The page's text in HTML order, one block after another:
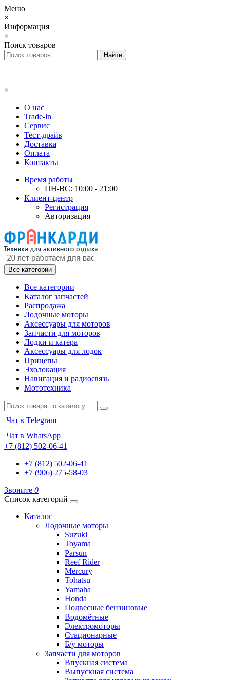
Меню
×
Информация
×
Поиск товаров
×
О нас
Trade-in
Сервис
Тест-драйв
Доставка
Оплата
Контакты
Время работы
ПН-ВС: 10:00 - 21:00
Клиент-центр
Регистрация
Авторизация
Все категории
Все категории
Каталог запчастей
Распродажа
Лодочные моторы
Аксессуары для моторов
Запчасти для моторов
Лодки и катера
Аксессуары для лодок
Прицепы
Эхолокация
Навигация и радиосвязь
Мототехника
Чат в Telegram
Чат в WhatsApp
+7 (812) 502-06-41
+7 (812) 502-06-41
+7 (906) 275-58-03
Звоните 0
Список категорий
Каталог
Лодочные моторы
Suzuki
Toyama
Parsun
Reef Rider
Mercury
Tohatsu
Yamaha
Honda
Подвесные бензиновые
Водомётные
Электромоторы
Стационарные
Б/у моторы
Запчасти для моторов
Впускная система
Выпускная система